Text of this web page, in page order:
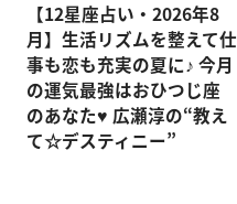
【12星座占い・2026年8
月】生活リズムを整えて仕
事も恋も充実の夏に♪ 今月
の運気最強はおひつじ座
のあなた♥ 広瀬淳の“教え
て☆デスティニー”